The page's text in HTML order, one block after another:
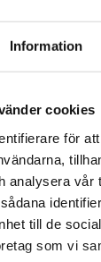
Information
cookies
för
analysera vår
till de
som vi
– i